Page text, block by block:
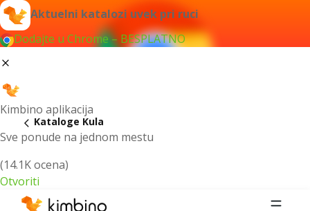
Aktuelni katalozi uvek pri ruci
Dodajte u Chrome – BESPLATNO
Kimbino aplikacija
Sve ponude na jednom mestu
(14.1K ocena)
Otvoriti
Kataloge Kula